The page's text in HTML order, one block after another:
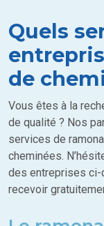
Quels
de
Vous êtes à la
de qualité ? Nos
services de
cheminées.
des entreprises ci-
recevoir